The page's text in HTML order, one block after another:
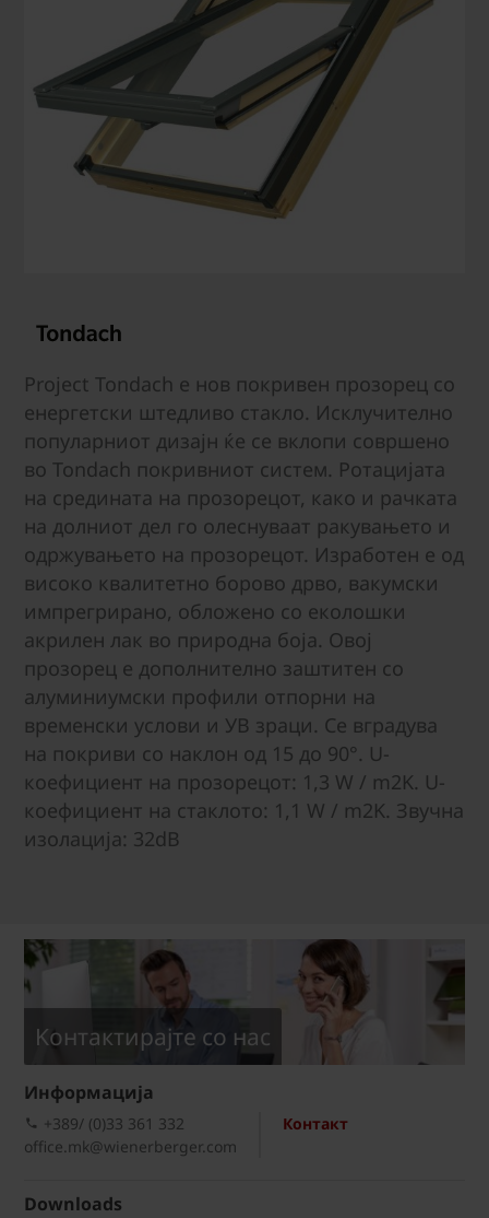
Project Tondach е нов покривен прозорец со
енергетски штедливо стакло. Исклучително
популарниот дизајн ќе се вклопи совршено
во Tondach покривниот систем. Ротацијата
на средината на прозорецот, како и рачката
на долниот дел го олеснуваат ракувањето и
одржувањето на прозорецот. Изработен е од
високо квалитетно борово дрво, вакумски
импрегрирано, обложено со еколошки
акрилен лак во природна боја. Овој
прозорец е дополнително заштитен со
алуминиумски профили отпорни на
временски услови и УВ зраци. Се вградува
на покриви со наклон од 15 до 90°. U-
коефициент на прозорецот: 1,3 W / m2K. U-
коефициент на стаклото: 1,1 W / m2K. Звучна
изолација: 32dB
Kонтактирајте со нас
Информациja
Контакт
+389/ (0)33 361 332
office.mk@wienerberger.com
Downloads